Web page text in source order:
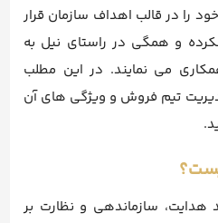
را در قالب اهداف سازمان قرار
و همگی در راستای نیل به
می نمایند. در این مطلب
تیم فروش و ویژگی های آن
هدایت، سازماندهی و نظارت بر